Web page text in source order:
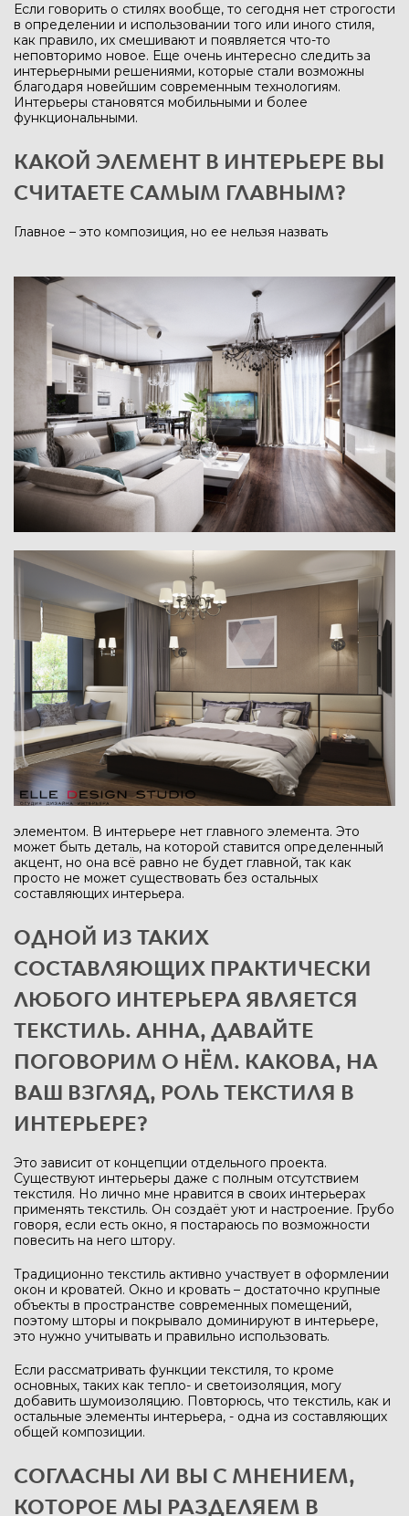
Если говорить о стилях вообще, то сегодня нет строгости
в определении и использовании того или иного стиля,
как правило, их смешивают и появляется что-то
неповторимо новое. Еще очень интересно следить за
интерьерными решениями, которые стали возможны
благодаря новейшим современным технологиям.
Интерьеры становятся мобильными и более
функциональными.
КАКОЙ ЭЛЕМЕНТ В ИНТЕРЬЕРЕ ВЫ
СЧИТАЕТЕ САМЫМ ГЛАВНЫМ?
Главное – это композиция, но ее нельзя назвать
элементом. В интерьере нет главного элемента. Это
может быть деталь, на которой ставится определенный
акцент, но она всё равно не будет главной, так как
просто не может существовать без остальных
составляющих интерьера.
ОДНОЙ ИЗ ТАКИХ
СОСТАВЛЯЮЩИХ ПРАКТИЧЕСКИ
ЛЮБОГО ИНТЕРЬЕРА ЯВЛЯЕТСЯ
ТЕКСТИЛЬ. АННА, ДАВАЙТЕ
ПОГОВОРИМ О НЁМ. КАКОВА, НА
ВАШ ВЗГЛЯД, РОЛЬ ТЕКСТИЛЯ В
ИНТЕРЬЕРЕ?
Это зависит от концепции отдельного проекта.
Существуют интерьеры даже с полным отсутствием
текстиля. Но лично мне нравится в своих интерьерах
применять текстиль. Он создаёт уют и настроение. Грубо
говоря, если есть окно, я постараюсь по возможности
повесить на него штору.
Традиционно текстиль активно участвует в оформлении
окон и кроватей. Окно и кровать – достаточно крупные
объекты в пространстве современных помещений,
поэтому шторы и покрывало доминируют в интерьере,
это нужно учитывать и правильно использовать.
Если рассматривать функции текстиля, то кроме
основных, таких как тепло- и светоизоляция, могу
добавить шумоизоляцию. Повторюсь, что текстиль, как и
остальные элементы интерьера, - одна из составляющих
общей композиции.
СОГЛАСНЫ ЛИ ВЫ С МНЕНИЕМ,
КОТОРОЕ МЫ РАЗДЕЛЯЕМ В